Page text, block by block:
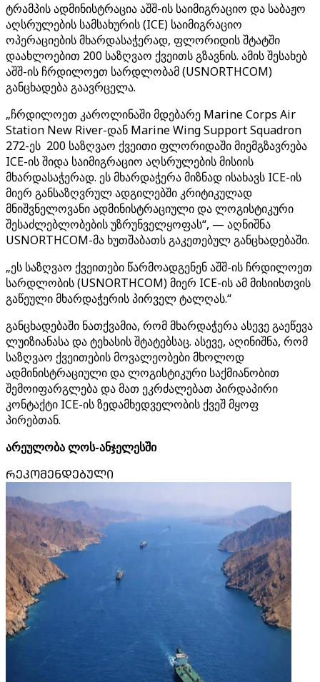
ტრამპის ადმინისტრაცია აშშ-ის საიმიგრაციო და საბაჟო
აღსრულების სამსახურის (ICE) საიმიგრაციო
ოპერაციების მხარდასაჭერად, ფლორიდის შტატში
დაახლოებით 200 საზღვაო ქვეითს გზავნის. ამის შესახებ
აშშ-ის ჩრდილოეთ სარდლობამ (USNORTHCOM)
განცხადება გაავრცელა.
„ჩრდილოეთ კაროლინაში მდებარე Marine Corps Air
Station New River-დან Marine Wing Support Squadron
272-ეს 200 საზღვაო ქვეითი ფლორიდაში მიემგზავრება
ICE-ის შიდა საიმიგრაციო აღსრულების მისიის
მხარდასაჭერად. ეს მხარდაჭერა მიზნად ისახავს ICE-ის
მიერ განსაზღვრულ ადგილებში კრიტიკულად
მნიშვნელოვანი ადმინისტრაციული და ლოგისტიკური
შესაძლებლობების უზრუნველყოფას“, — აღნიშნა
USNORTHCOM-მა ხუთშაბათს გაკეთებულ განცხადებაში.
„ეს საზღვაო ქვეითები წარმოადგენენ აშშ-ის ჩრდილოეთ
სარდლობის (USNORTHCOM) მიერ ICE-ის ამ მისიისთვის
გაწეული მხარდაჭერის პირველ ტალღას.“
განცხადებაში ნათქვამია, რომ მხარდაჭერა ასევე გაეწევა
ლუიზიანასა და ტეხასის შტატებსაც. ასევე, აღინიშნა, რომ
საზღვაო ქვეითების მოვალეობები მხოლოდ
ადმინისტრაციული და ლოგისტიკური საქმიანობით
შემოიფარგლება და მათ ეკრძალებათ პირდაპირი
კონტაქტი ICE-ის ზედამხედველობის ქვეშ მყოფ
პირებთან.
არეულობა ლოს-ანჯელესში
ᲠᲔᲙᲝᲛᲔᲜᲓᲔᲑᲣᲚᲘ